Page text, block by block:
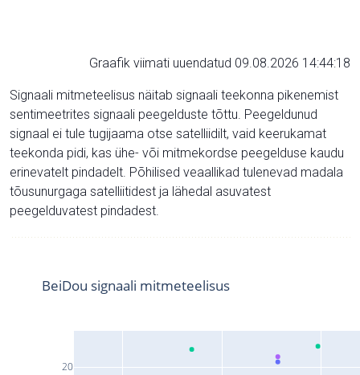
Graafik viimati uuendatud 09.08.2026 14:44:18
Signaali mitmeteelisus näitab signaali teekonna pikenemist
sentimeetrites signaali peegelduste tõttu. Peegeldunud
signaal ei tule tugijaama otse satelliidilt, vaid keerukamat
teekonda pidi, kas ühe- või mitmekordse peegelduse kaudu
erinevatelt pindadelt. Põhilised veaallikad tulenevad madala
tõusunurgaga satelliitidest ja lähedal asuvatest
peegelduvatest pindadest.
20
BeiDou signaali mitmeteelisus